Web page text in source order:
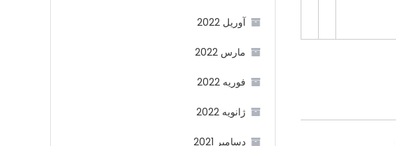
آوریل 2022
مارس 2022
فوریه 2022
ژانویه 2022
دسامبر 2021